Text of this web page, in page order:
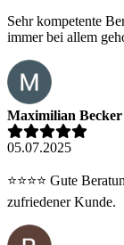
Sehr kompetente
immer bei allem
Maximilian Becker
05.07.2025
⭐️⭐️⭐️⭐️ Gute
zufriedener Kunde.